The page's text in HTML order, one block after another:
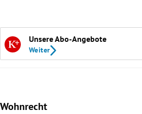
Unsere Abo-Angebote
Weiter
Wohnrecht